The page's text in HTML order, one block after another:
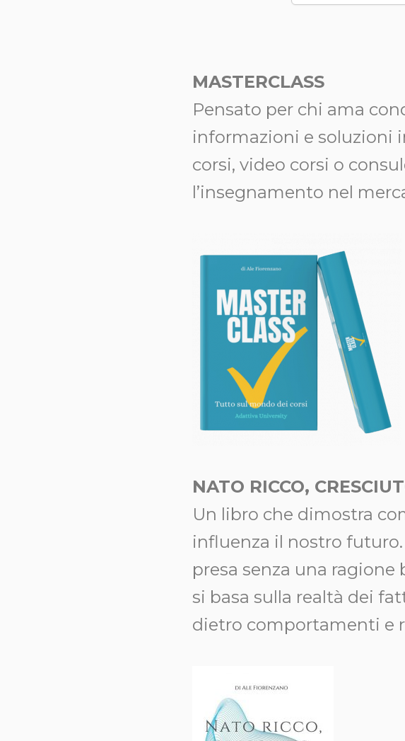
MASTERCLASS
Pensato per chi ama
informazioni e soluzioni
corsi, video corsi o
l’insegnamento nel
NATO RICCO,
Un libro che dimostra
influenza il nostro
presa senza una
si basa sulla realtà dei
dietro comportamenti e